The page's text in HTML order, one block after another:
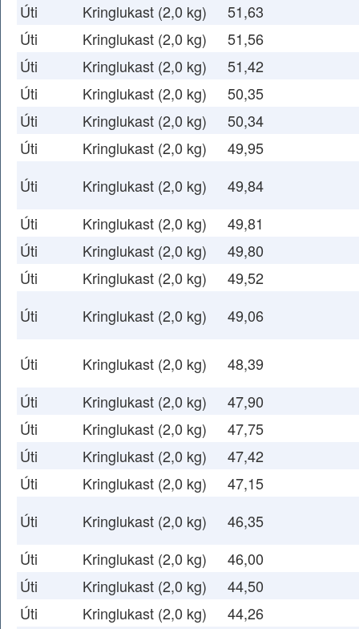
Úti
Kringlukast (2,0 kg)
51,63
Úti
Kringlukast (2,0 kg)
51,56
Úti
Kringlukast (2,0 kg)
51,42
Úti
Kringlukast (2,0 kg)
50,35
Úti
Kringlukast (2,0 kg)
50,34
Úti
Kringlukast (2,0 kg)
49,95
Úti
Kringlukast (2,0 kg)
49,84
Úti
Kringlukast (2,0 kg)
49,81
Úti
Kringlukast (2,0 kg)
49,80
Úti
Kringlukast (2,0 kg)
49,52
Úti
Kringlukast (2,0 kg) 49,06
Úti Kringlukast (2,0 kg)
48,39
Úti
Kringlukast (2,0 kg)
47,90
Úti
Kringlukast (2,0 kg)
47,75
Úti
Kringlukast (2,0 kg)
47,42
Úti
Kringlukast (2,0 kg)
47,15
Úti
Kringlukast (2,0 kg)
46,35
Úti
Kringlukast (2,0 kg)
46,00
Úti
Kringlukast (2,0 kg)
44,50
Úti
Kringlukast (2,0 kg) 44,26